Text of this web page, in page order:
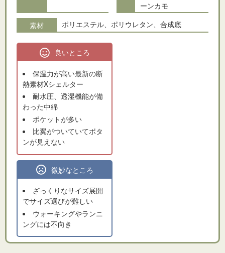
ーンカモ
素材
ポリエステル、ポリウレタン、合成底
良いところ
保温力が高い最新の断
熱素材Xシェルター
耐水圧、透湿機能が備
わった中綿
ポケットが多い
比翼がついていてボタ
ンが見えない
微妙なところ
ざっくりなサイズ展開
でサイズ選びが難しい
ウォーキングやランニ
ングには不向き